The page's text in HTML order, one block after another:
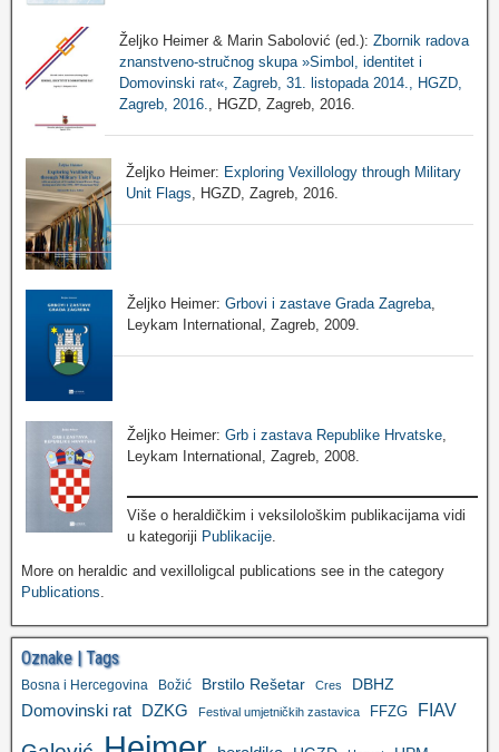
Željko Heimer & Marin Sabolović (ed.): Zbornik radova
znanstveno-stručnog skupa »Simbol, identitet i
Domovinski rat«, Zagreb, 31. listopada 2014., HGZD,
Zagreb, 2016.
, HGZD, Zagreb, 2016.
Željko Heimer: Exploring Vexillology through Military
Unit Flags , HGZD, Zagreb, 2016.
Željko Heimer: Grbovi i zastave Grada Zagreba
Leykam International, Zagreb, 2009.
Željko Heimer:Grb i zastava Republike Hrvatske
Leykam International, Zagreb, 2008.
Više o heraldičkim i veksilološkim publikacijama vidi
u kategoriji Publikacije.
More on heraldic and vexilloligcal publications see in the category
Publications.
Oznake | Tags
Bosna i Hercegovina Božić Brstilo Rešetar Cres DBHZ
Domovinski rat DZKG Festival umjetničkih zastavica FFZG FIAV